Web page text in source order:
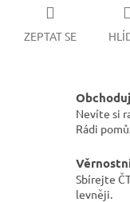
ZEPTAT SE
Nevíte si
Rádi
Sbírejte
levněji.